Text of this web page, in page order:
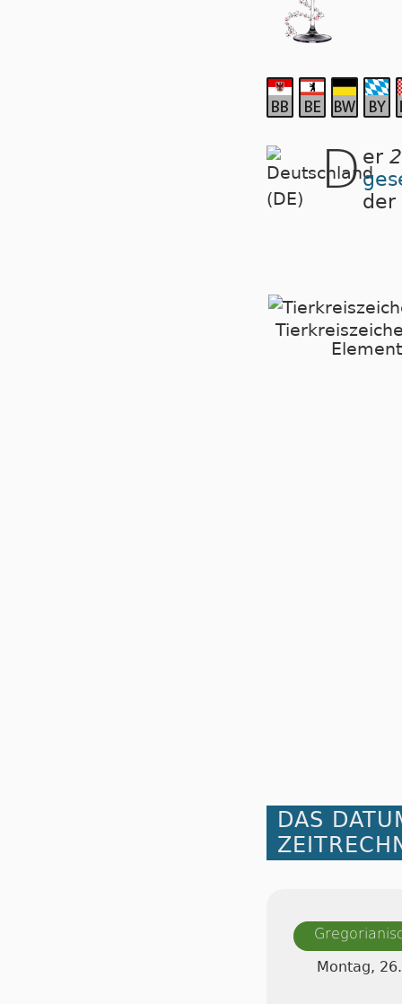
Der
der
DAS
Montag,